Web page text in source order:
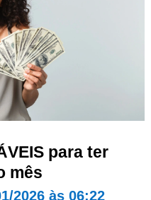
para ter
mês
2026 às 06:22